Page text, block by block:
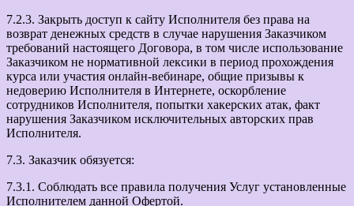
7.2.3. Закрыть доступ к сайту Исполнителя без права на
возврат денежных средств в случае нарушения Заказчиком
требований настоящего Договора, в том числе использование
Заказчиком не нормативной лексики в период прохождения
курса или участия онлайн-вебинаре, общие призывы к
недоверию Исполнителя в Интернете, оскорбление
сотрудников Исполнителя, попытки хакерских атак, факт
нарушения Заказчиком исключительных авторских прав
Исполнителя.
7.3. Заказчик обязуется:
7.3.1. Соблюдать все правила получения Услуг установленные
Исполнителем данной Офертой.